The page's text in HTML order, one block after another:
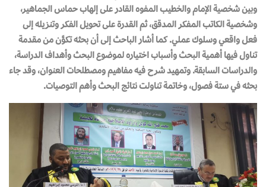
وبين شخصية الإمام والخطيب المفوه القادر على إلهاب حماس الجماهير،
وشخصية الكاتب المفكر المدقق، ثم القدرة على تحويل الفكر وتنزيله إلى
فعل واقعي وسلوك عملي. كما أشار الباحث إلى أن بحثه تكوَّن من مقدمة
تناول فيها أهمية البحث وأسباب اختياره لموضوع البحث وأهداف الدراسة،
والدراسات السابقة. وتمهيد شرح فيه مفاهيم ومصطلحات العنوان، وقد جاء
بحثه في ستة فصول، وخاتمة تناولت نتائج البحث وأهم التوصيات.